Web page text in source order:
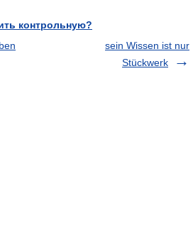
контрольную?
sein Wissen ist nur
Stückwerk